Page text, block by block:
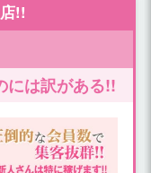
!!
には訳がある!!